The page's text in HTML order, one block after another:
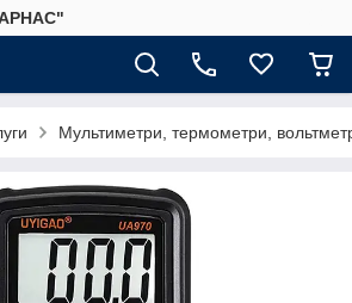
Мультиметри, термометри,